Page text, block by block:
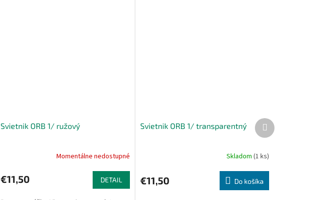
Svietnik ORB 1/ ružový
Momentálne nedostupné
€11,50 DETAIL
Svietnik ORB 1/ transparentný
Skladom (1 ks)
€11,50 Do košíka
Ďalší
produkt